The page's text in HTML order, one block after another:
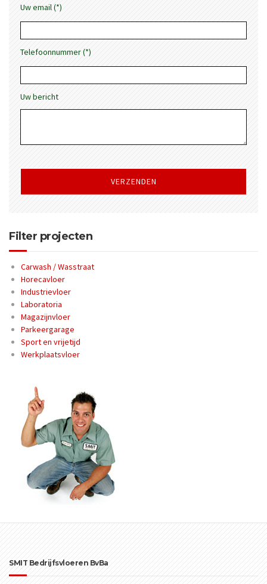
Uw email (*)
Telefoonnummer (*)
Uw bericht
Filter projecten
Carwash / Wasstraat
Horecavloer
Industrievloer
Laboratoria
Magazijnvloer
Parkeergarage
Sport en vrijetijd
Werkplaatsvloer
SMIT Bedrijfsvloeren BvBa